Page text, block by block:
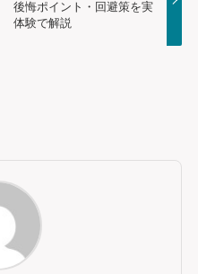
後悔ポイント・回避策を実
体験で解説